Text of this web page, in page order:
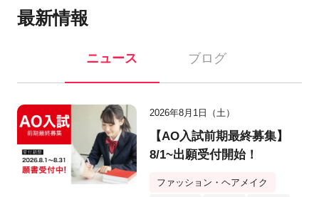
最新情報
ニュース ブログ
2026年8月1日（土）
【AO入試前期最終募集】
8/1~出願受付開始！
ファッション・ヘアメイク